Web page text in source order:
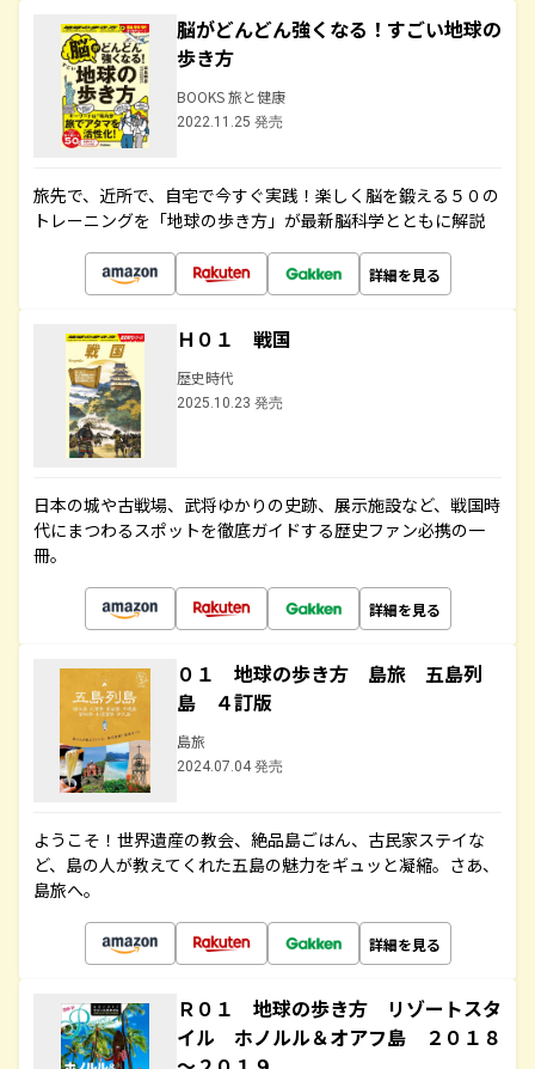
脳がどんどん強くなる！すごい地球の
歩き方
BOOKS 旅と健康
2022.11.25 発売
旅先で、近所で、自宅で今すぐ実践！楽しく脳を鍛える５０の
トレーニングを「地球の歩き方」が最新脳科学とともに解説
詳細を見る
Ｈ０１ 戦国
歴史時代
2025.10.23 発売
日本の城や古戦場、武将ゆかりの史跡、展示施設など、戦国時
代にまつわるスポットを徹底ガイドする歴史ファン必携の一
冊。
詳細を見る
０１ 地球の歩き方 島旅 五島列
島 ４訂版
島旅
2024.07.04 発売
ようこそ！世界遺産の教会、絶品島ごはん、古民家ステイな
ど、島の人が教えてくれた五島の魅力をギュッと凝縮。さあ、
島旅へ。
詳細を見る
Ｒ０１ 地球の歩き方 リゾートスタ
イル ホノルル＆オアフ島 ２０１８